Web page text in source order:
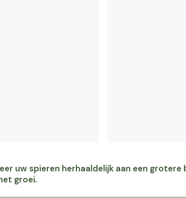
uw spieren herhaaldelijk aan een
groei.